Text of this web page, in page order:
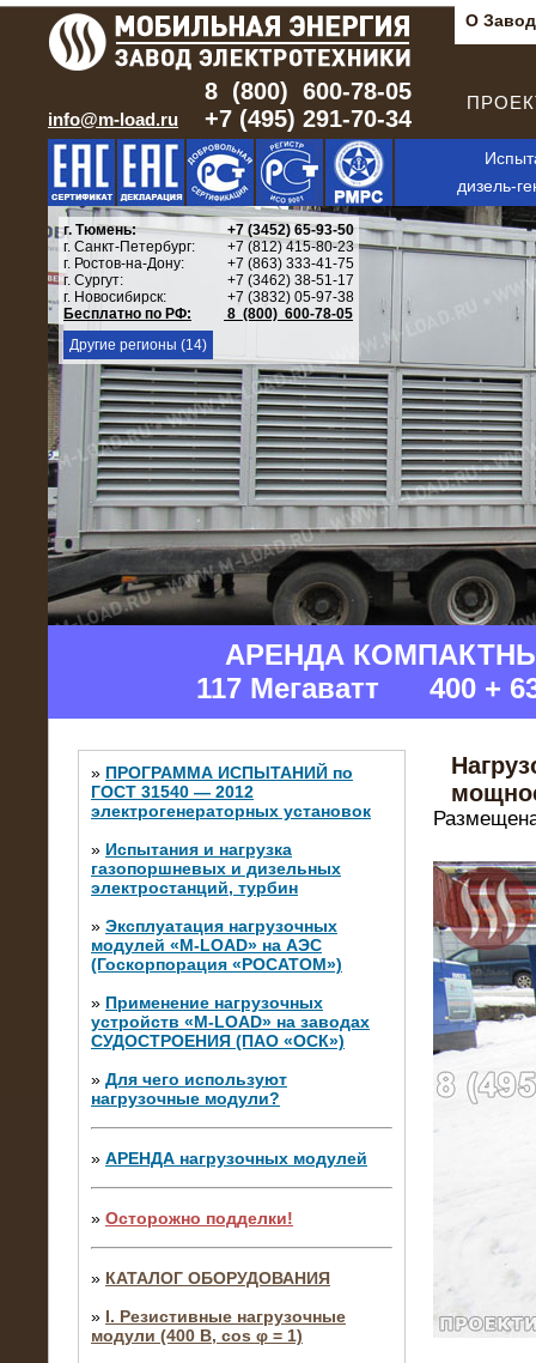
О
info@m-load.ru
8 (800) 600-78-05
+7 (495) 291-70-34
дизель-
г. Тюмень:
+7 (3452) 65-93-50
г. Санкт-Петербург:
+7 (812) 415-80-23
г. Ростов-на-Дону:
+7 (863) 333-41-75
г. Сургут:
+7 (3462) 38-51-17
г. Новосибирск:
+7 (3832) 05-97-38
Бесплатно по РФ:
8 (800) 600-78-05
Другие регионы (14)
АРЕНДА
117 Мегаватт 400 +
» ПРОГРАММА ИСПЫТАНИЙ по
ГОСТ 31540 — 2012
электрогенераторных установок
» Испытания и нагрузка
газопоршневых и дизельных
электростанций, турбин
» Эксплуатация нагрузочных
модулей «M-LOAD» на АЭС
(Госкорпорация «РОСАТОМ»)
» Применение нагрузочных
устройств «M-LOAD» на заводах
СУДОСТРОЕНИЯ (ПАО «ОСК»)
» Для чего используют
нагрузочные модули?
» АРЕНДА нагрузочных модулей
» Осторожно подделки!
» КАТАЛОГ ОБОРУДОВАНИЯ
» I. Резистивные нагрузочные
модули (400 В, cos φ = 1)